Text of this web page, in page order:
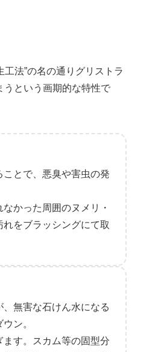
法”の名の通りグリストラ
うという画期的な特性で
とで、悪臭や害虫の発
かった周囲のヌメリ・
をブラッシングにて取
無害な石けん水になる
ン。
す。スカム等の固型分